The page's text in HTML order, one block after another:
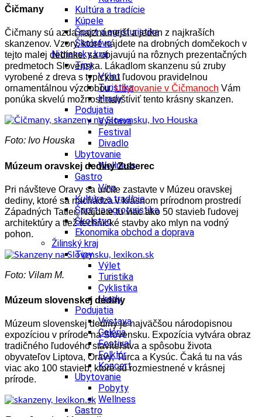
Kultúra a tradície
Kúpele
Šport a agroturistika
Školstvo
Nitriansky kraj
Tipy
Výlet
Turistika
Hrady
Podujatia
Výstava
Festival
Divadlo
Ubytovanie
Wellness
Gastro
Víno
Kultúra a tradície
Šport a agroturistika
Školstvo
Ekonomika obchod a doprava
Žilinský kraj
Tipy
Výlet
Turistika
Cyklistika
Hrady
Podujatia
Výstava
Galéria
Festival
Folklór
Koncert
Ubytovanie
Pobyty
Wellness
Gastro
Čičmany
Čičmany sú azda najznámejší a jeden z najkraších
skanzenov. Vzory, ktoré nájdete na drobných domčekoch v
tejto malej dedinke, sa objavujú na rôznych prezentačných
predmetoch Slovenska. Lákadlom skanzenu sú zruby
vyrobené z dreva s typickou ľudovou pravidelnou
ornamentálnou výzdobou.Ubytovanie v Čičmanoch Vám
ponúka skvelú možnosť navštíviť tento krásny skanzen.
Foto: Ivo Houska
Múzeum oravskej dediny Zuberec
Pri návšteve Oravy sa určite zastavte v Múzeu oravskej
dediny, ktoré sa nachádza v krásnom prírodnom prostredí
Západných Tatier. Nájdete tu viac ako 50 stavieb ľudovej
architektúry a tiež technické stavby ako mlyn na vodný
pohon.
Foto: Vilam M.
Múzeum slovenskej dediny
Múzeum slovenskej dediny je najväčšou národopisnou
expozíciou v prírode na Slovensku. Expozícia vytvára obraz
tradičného ľudového staviteľstva a spôsobu života
obyvateľov Liptova, Oravy, Turca a Kysúc. Čaká tu na vás
viac ako 100 stavieb, ktoré sú rozmiestnené v krásnej
prírode.